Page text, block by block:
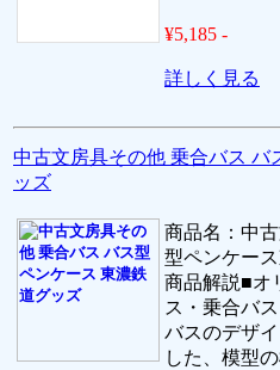
¥5,185 -
詳しく見る
中古文房具その他 乗合バス バ
ッズ
商品名：中
型ペンケー
商品解説■オ
ス・乗合バ
バスのデザ
した、模型